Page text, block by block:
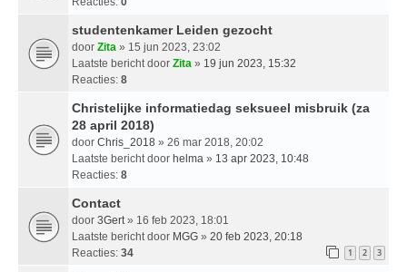
studentenkamer Leiden gezocht
door Zita » 15 jun 2023, 23:02
Laatste bericht door Zita » 19 jun 2023, 15:32
Reacties: 8
Christelijke informatiedag seksueel misbruik (za
28 april 2018)
door Chris_2018 » 26 mar 2018, 20:02
Laatste bericht door helma » 13 apr 2023, 10:48
Reacties: 8
Contact
door 3Gert » 16 feb 2023, 18:01
Laatste bericht door MGG » 20 feb 2023, 20:18
Reacties: 34 1 2 3